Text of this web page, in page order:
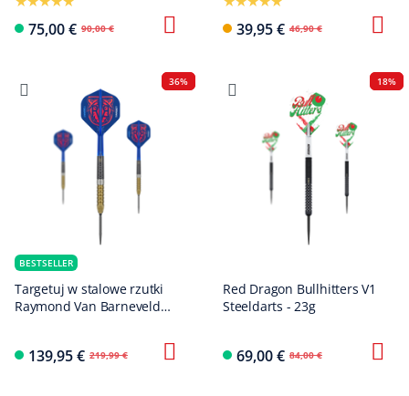
75,00 € 90,00 € 39,95 € 46,90 €
36%
BESTSELLER
Targetuj w stalowe rzutki
Raymond Van Barneveld
139,95 € 219,99 €
18%
Red Dragon Bullhitters V1
Steeldarts - 23g
69,00 € 84,00 €